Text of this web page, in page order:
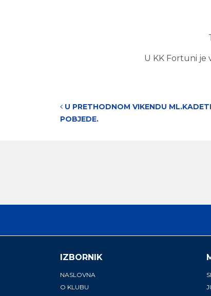
U KK Fortuni je
Post navigation
U PRETHODNOM VIKENDU
POBJEDE.
IZBORNIK
NASLOVNA
O KLUBU